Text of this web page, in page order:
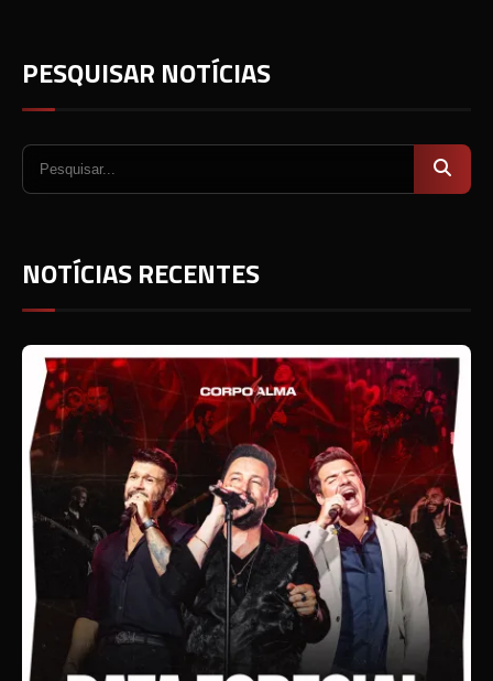
PESQUISAR NOTÍCIAS
NOTÍCIAS RECENTES